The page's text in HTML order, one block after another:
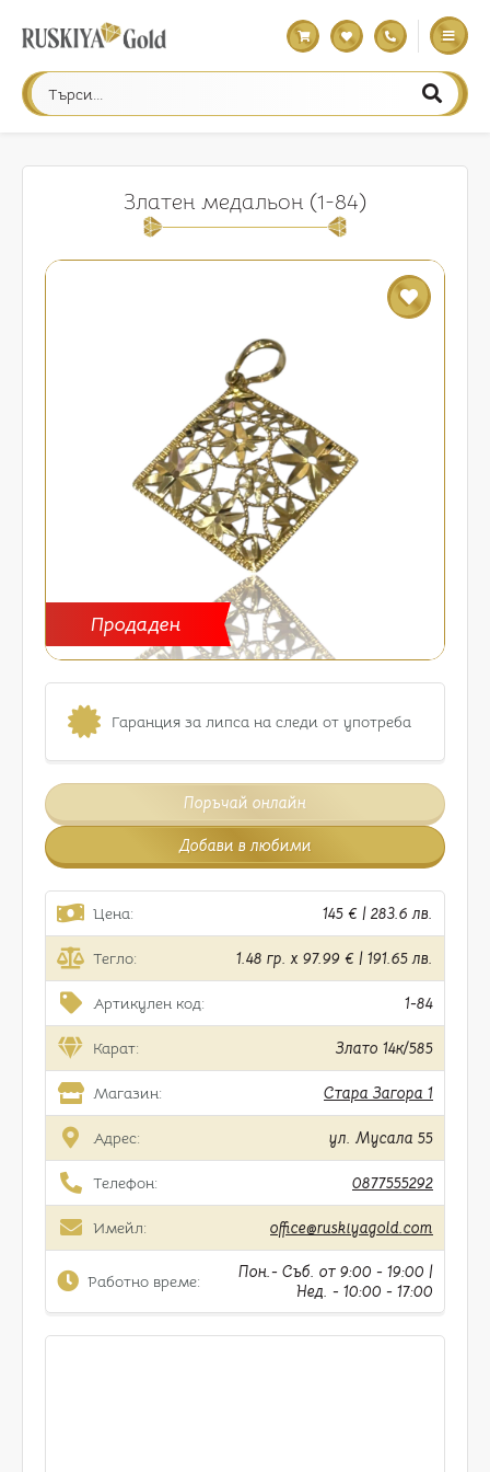
Златен медальон (1-84)
Продаден
Гаранция за липса на следи от употреба
Поръчай онлайн
Добави в любими
Цена: 145 € | 283.6 лв.
Тегло: 1.48 гр. x 97.99 € | 191.65 лв.
Артикулен код: 1-84
Карат: Злато 14к/585
Магазин: Стара Загора 1
Адрес: ул. Мусала 55
Телефон: 0877555292
Имейл: office@ruskiyagold.com
Работно време:
Пон.- Съб. от 9:00 - 19:00 |
Нед. - 10:00 - 17:00